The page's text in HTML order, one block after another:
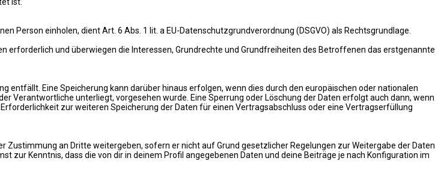
einholen, dient Art. 6 Abs. 1 lit. a EU-Datenschutzgrundverordnung (DSGVO) als Rechtsgrundlage.
erforderlich und überwiegen die Interessen, Grundrechte und Grundfreiheiten des Betroffenen das erstgenannte
entfällt. Eine Speicherung kann darüber hinaus erfolgen, wenn dies durch den europäischen oder nationalen
Verantwortliche unterliegt, vorgesehen wurde. Eine Sperrung oder Löschung der Daten erfolgt auch dann, wenn
zur weiteren Speicherung der Daten für einen Vertragsabschluss oder eine Vertragserfüllung
an Dritte weitergeben, sofern er nicht auf Grund gesetzlicher Regelungen zur Weitergabe der Daten
zur Kenntnis, dass die von dir in deinem Profil angegebenen Daten und deine Beiträge je nach Konfiguration im